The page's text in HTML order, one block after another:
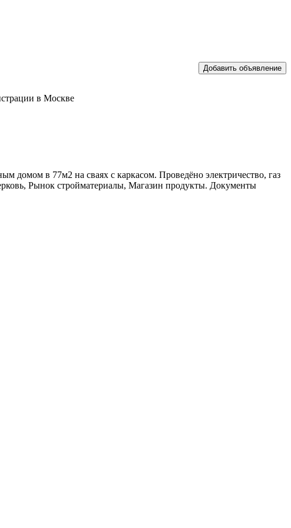
в Москве
домом в 77м2 на сваях с каркасом. Проведёно электричество, газ
Рынок стройматериалы, Магазин продукты. Документы